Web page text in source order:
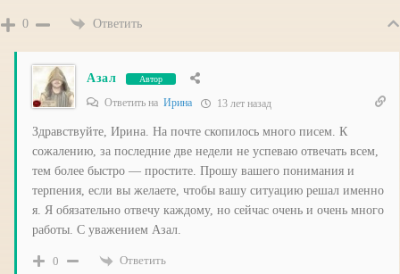
0 Ответить
Азал Автор
Ответить на Ирина 13 лет назад
Здравствуйте, Ирина. На почте скопилось много писем. К
сожалению, за последние две недели не успеваю отвечать всем,
тем более быстро — простите. Прошу вашего понимания и
терпения, если вы желаете, чтобы вашу ситуацию решал именно
я. Я обязательно отвечу каждому, но сейчас очень и очень много
работы. С уважением Азал.
0 Ответить